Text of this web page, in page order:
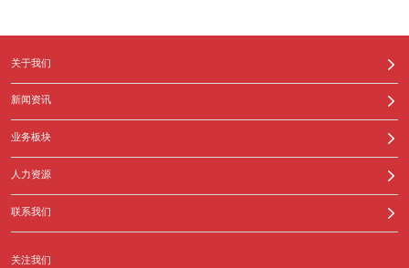
关于我们
新闻资讯
业务板块
人力资源
联系我们
关注我们